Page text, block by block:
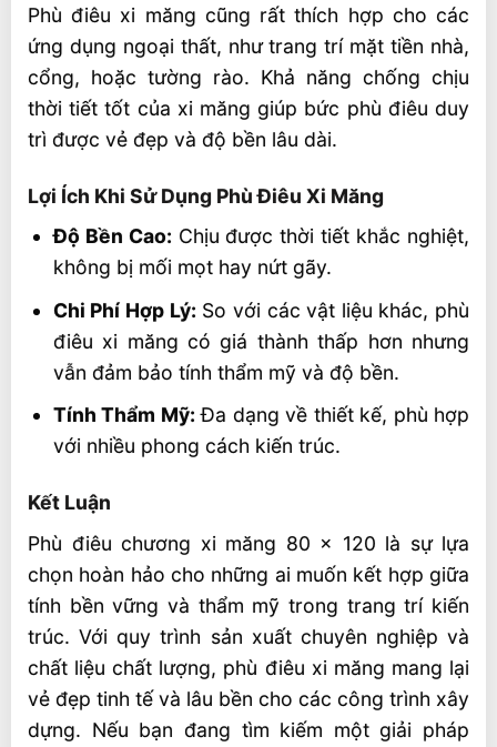
Phù điêu xi măng cũng rất thích hợp cho các
ứng dụng ngoại thất, như trang trí mặt tiền nhà,
cổng, hoặc tường rào. Khả năng chống chịu
thời tiết tốt của xi măng giúp bức phù điêu duy
trì được vẻ đẹp và độ bền lâu dài.
Lợi Ích Khi Sử Dụng Phù Điêu Xi Măng
Độ Bền Cao: Chịu được thời tiết khắc nghiệt,
không bị mối mọt hay nứt gãy.
Chi Phí Hợp Lý: So với các vật liệu khác, phù
điêu xi măng có giá thành thấp hơn nhưng
vẫn đảm bảo tính thẩm mỹ và độ bền.
Tính Thẩm Mỹ: Đa dạng về thiết kế, phù hợp
với nhiều phong cách kiến trúc.
Kết Luận
Phù điêu chương xi măng 80 x 120 là sự lựa
chọn hoàn hảo cho những ai muốn kết hợp giữa
tính bền vững và thẩm mỹ trong trang trí kiến
trúc. Với quy trình sản xuất chuyên nghiệp và
chất liệu chất lượng, phù điêu xi măng mang lại
vẻ đẹp tinh tế và lâu bền cho các công trình xây
dựng. Nếu bạn đang tìm kiếm một giải pháp